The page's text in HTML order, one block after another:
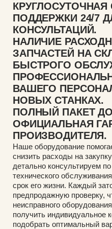
КРУГЛОСУТОЧНАЯ
ПОДДЕРЖКИ 24/7
КОНСУЛЬТАЦИЙ.
НАЛИЧИЕ
ЗАПЧАСТЕЙ НА
БЫСТРОГО
ВАШЕГО
НОВЫХ СТАНКАХ.
ПОЛНЫЙ ПАКЕТ
ОФИЦИАЛЬНАЯ
ПРОИЗВОДИТЕЛЯ.
Наше оборудование
снизить расходы на
детально консультируем
технического
срок его жизни. Каждый
предпродажную проверку,
неисправного
получить индивидуальное
подобрать оптимальный